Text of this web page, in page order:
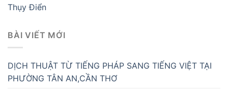
Thụy Điển
BÀI VIẾT MỚI
DỊCH THUẬT TỪ TIẾNG PHÁP SANG TIẾNG VIỆT TẠI
PHƯỜNG TÂN AN,CẦN THƠ